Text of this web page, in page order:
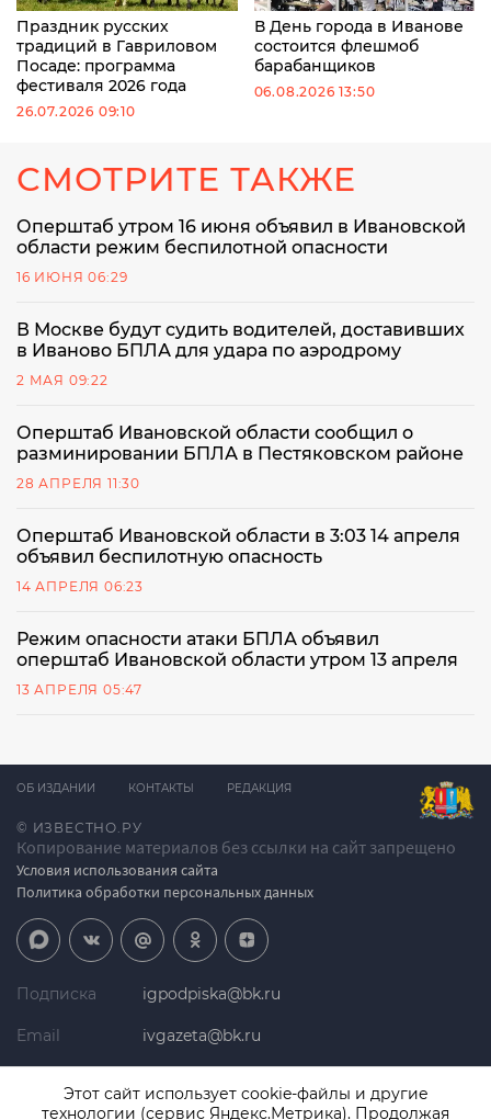
Праздник русских
традиций в Гавриловом
Посаде: программа
фестиваля 2026 года
26.07.2026 09:10
В День города в Иванове
состоится флешмоб
барабанщиков
06.08.2026 13:50
СМОТРИТЕ ТАКЖЕ
Оперштаб утром 16 июня объявил в Ивановской
области режим беспилотной опасности
16 ИЮНЯ 06:29
В Москве будут судить водителей, доставивших
в Иваново БПЛА для удара по аэродрому
2 МАЯ 09:22
Оперштаб Ивановской области сообщил о
разминировании БПЛА в Пестяковском районе
28 АПРЕЛЯ 11:30
Оперштаб Ивановской области в 3:03 14 апреля
объявил беспилотную опасность
14 АПРЕЛЯ 06:23
Режим опасности атаки БПЛА объявил
оперштаб Ивановской области утром 13 апреля
13 АПРЕЛЯ 05:47
© ИЗВЕСТНО.РУ
Копирование материалов без ссылки на сайт запрещено
Условия использования сайта
Политика обработки персональных данных
ОБ ИЗДАНИИ КОНТАКТЫ РЕДАКЦИЯ
Подписка igpodpiska@bk.ru
Email ivgazeta@bk.ru
Этот сайт использует cookie-файлы и другие
технологии (сервис Яндекс.Метрика). Продолжая